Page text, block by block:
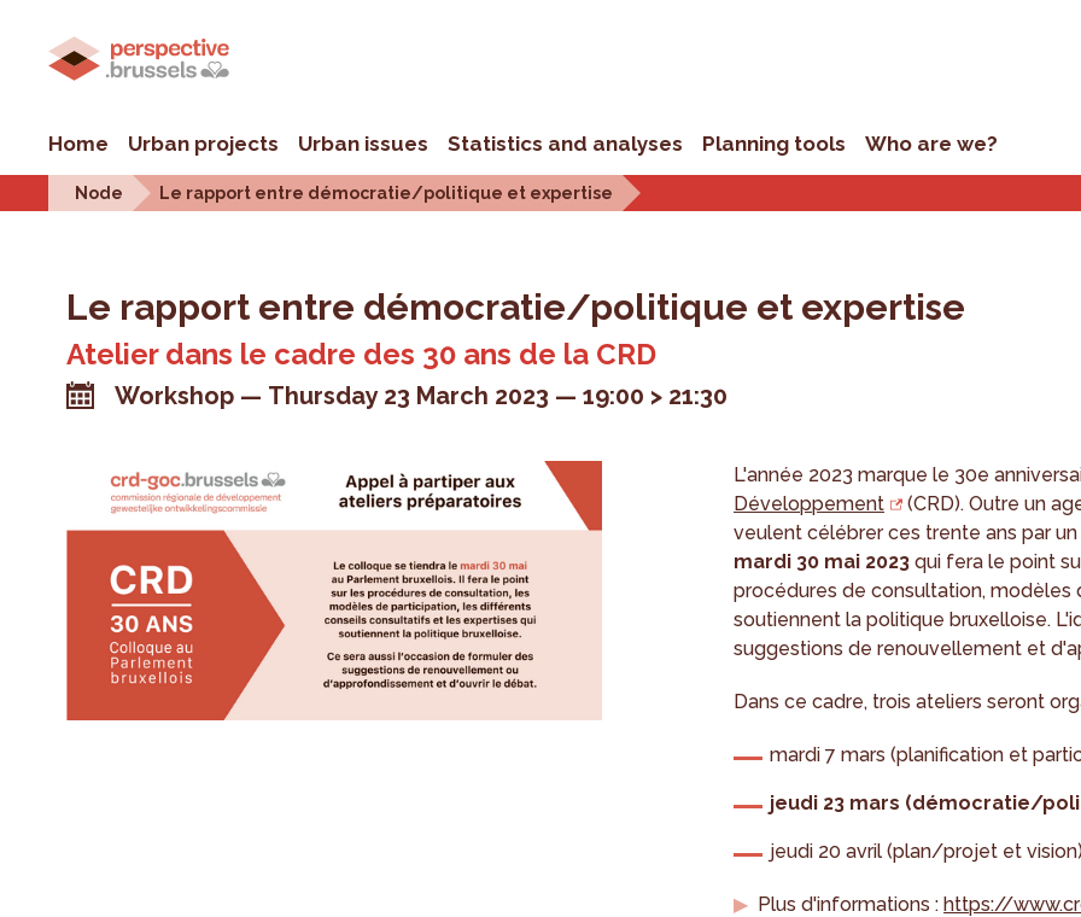
Home Urban projects Urban issues Statistics and analyses Planning tools Who are we?
Node Le rapport entre démocratie/politique et expertise
Le rapport entre démocratie/politique et expertise
Atelier dans le cadre des 30 ans de la CRD
Workshop Thursday 23 March 2023 19:00 > 21:30
L'année 2023 marque le 30e
Développement
(CRD). Outre un
veulent célébrer ces trente ans par
mardi 30 mai 2023 qui fera le point
procédures de consultation, modèles
soutiennent la politique bruxelloise.
suggestions de renouvellement et
Dans ce cadre, trois ateliers seront
mardi 7 mars (planification et
jeudi 23 mars (démocratie/
jeudi 20 avril (plan/projet et
Plus d'informations :https://